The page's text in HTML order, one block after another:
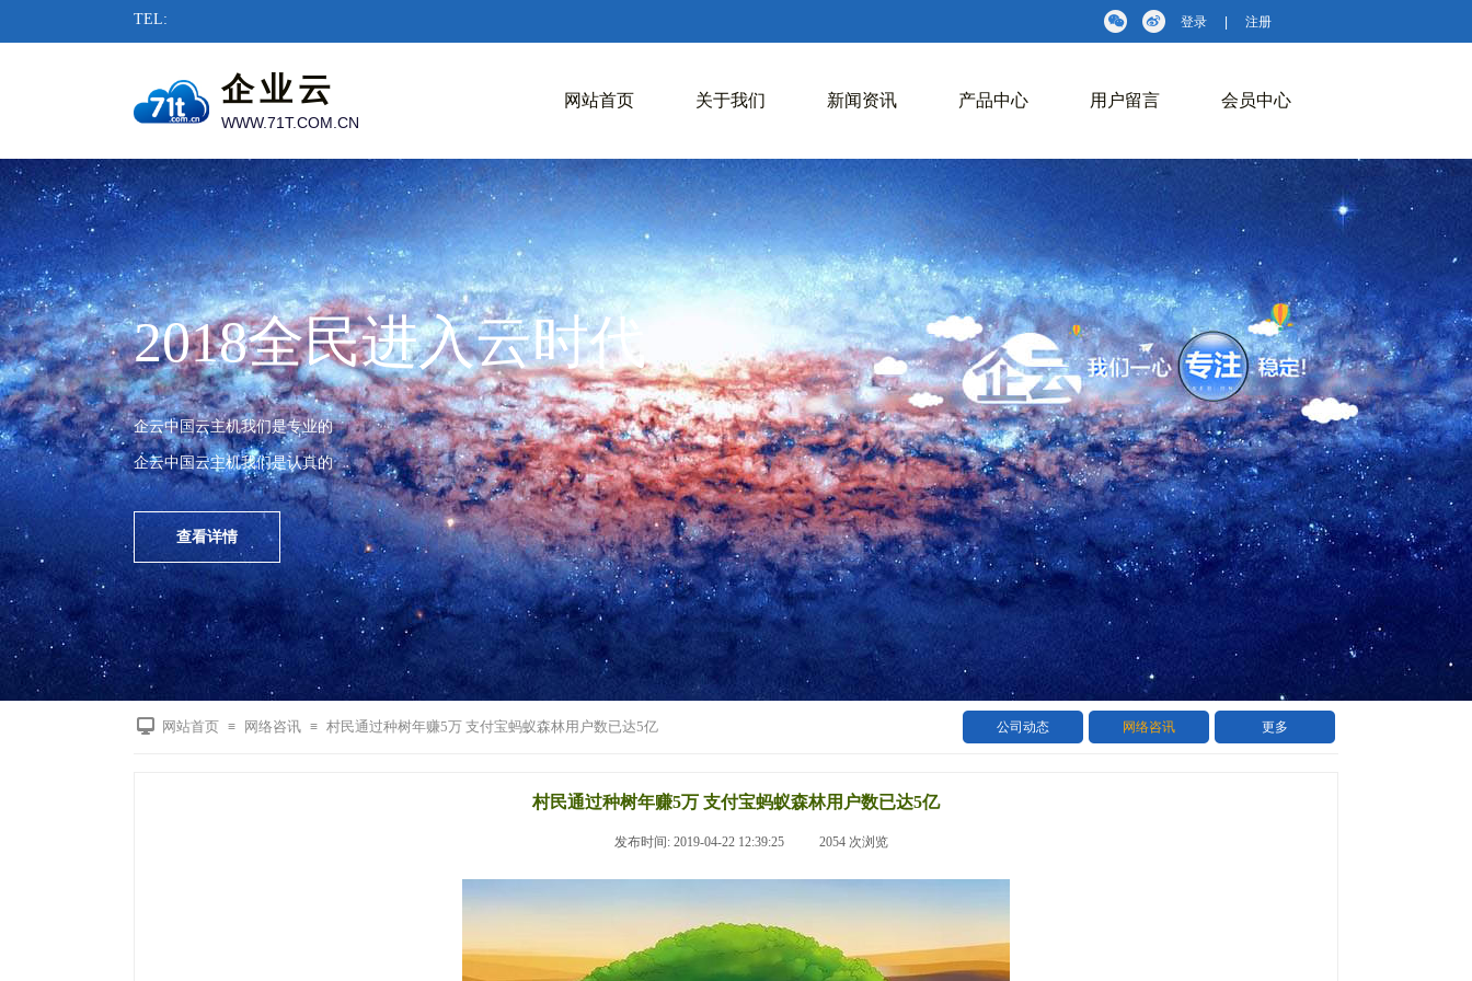
登录 注册
TEL:
网站首页 关于我们 新闻资讯 产品中心 用户留言 会员中心
企业云
WWW.71T.COM.CN
2018全民进入云时代
企云中国云主机我们是专业的
企云中国云主机我们是认真的
查看详情
公司动态 网络咨讯 更多
网站首页 ≡ 网络咨讯 ≡ 村民通过种树年赚5万 支付宝蚂蚁森林用户数已达5亿
村民通过种树年赚5万 支付宝蚂蚁森林用户数已达5亿
发布时间: 2019-04-22 12:39:25 2054 次浏览